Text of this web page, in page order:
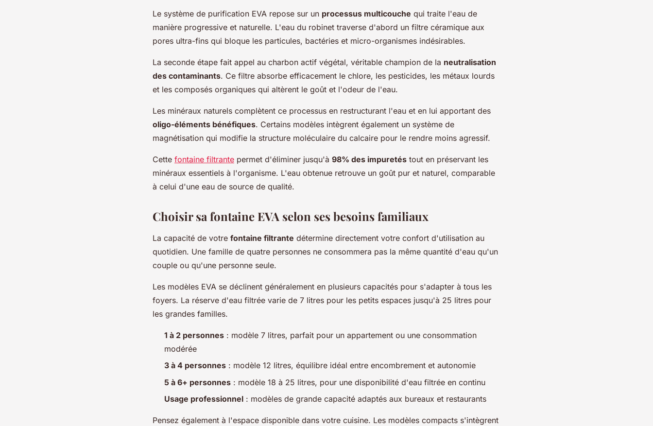
Le système de purification EVA repose sur un processus multicouche qui traite l'eau de
manière progressive et naturelle. L'eau du robinet traverse d'abord un filtre céramique aux
pores ultra-fins qui bloque les particules, bactéries et micro-organismes indésirables.
La seconde étape fait appel au charbon actif végétal, véritable champion de la neutralisation
des contaminants. Ce filtre absorbe efficacement le chlore, les pesticides, les métaux lourds
et les composés organiques qui altèrent le goût et l'odeur de l'eau.
Les minéraux naturels complètent ce processus en restructurant l'eau et en lui apportant des
oligo-éléments bénéfiques. Certains modèles intègrent également un système de
magnétisation qui modifie la structure moléculaire du calcaire pour le rendre moins agressif.
Cette fontaine filtrante permet d'éliminer jusqu'à 98% des impuretés tout en préservant les
minéraux essentiels à l'organisme. L'eau obtenue retrouve un goût pur et naturel, comparable
à celui d'une eau de source de qualité.
Choisir sa fontaine EVA selon ses besoins familiaux
La capacité de votre fontaine filtrante détermine directement votre confort d'utilisation au
quotidien. Une famille de quatre personnes ne consommera pas la même quantité d'eau qu'un
couple ou qu'une personne seule.
Les modèles EVA se déclinent généralement en plusieurs capacités pour s'adapter à tous les
foyers. La réserve d'eau filtrée varie de 7 litres pour les petits espaces jusqu'à 25 litres pour
les grandes familles.
1 à 2 personnes : modèle 7 litres, parfait pour un appartement ou une consommation
modérée
3 à 4 personnes : modèle 12 litres, équilibre idéal entre encombrement et autonomie
5 à 6+ personnes : modèle 18 à 25 litres, pour une disponibilité d'eau filtrée en continu
Usage professionnel : modèles de grande capacité adaptés aux bureaux et restaurants
Pensez également à l'espace disponible dans votre cuisine. Les modèles compacts s'intègrent